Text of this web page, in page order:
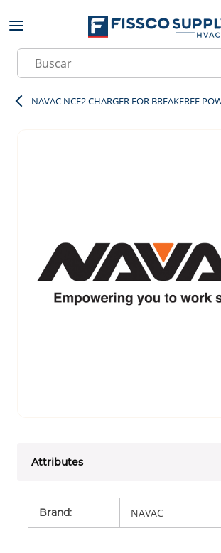
Skip to main content
Site Search
NAVAC NCF2 CHARGER FOR BREAKFREE
Attributes
Brand: NAVAC